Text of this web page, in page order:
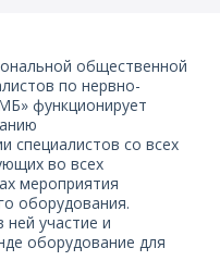
общественной
по нервно-
функционирует
специалистов со всех
во всех
мероприятия
оборудования.
участие и
оборудование для